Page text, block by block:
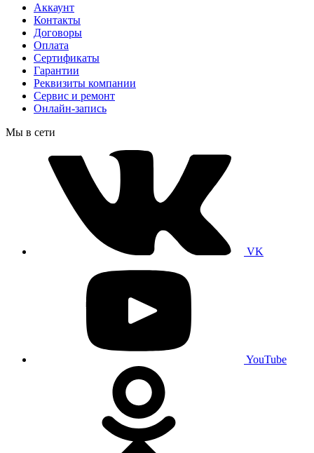
Аккаунт
Контакты
Договоры
Оплата
Сертификаты
Гарантии
Реквизиты компании
Сервис и ремонт
Онлайн-запись
Мы в сети
VK
YouTube